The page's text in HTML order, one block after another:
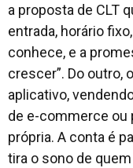
a proposta de CLT
entrada, horário
conhece, e a
crescer”. Do outro,
aplicativo,
de e-commerce ou
própria. A conta é
tira o sono de